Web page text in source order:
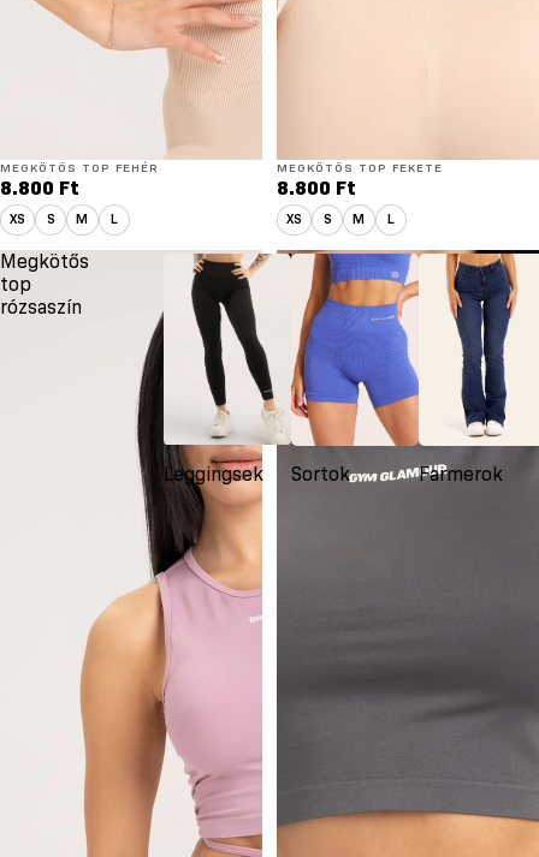
Leggingsek Sortok Farmerok
MEGKÖTŐS TOP FEHÉR
8.800 Ft
XS S M L
MEGKÖTŐS TOP FEKETE
8.800 Ft
XS S M L
Megkötős
top
rózsaszín
Megkötős
ezüstszürke